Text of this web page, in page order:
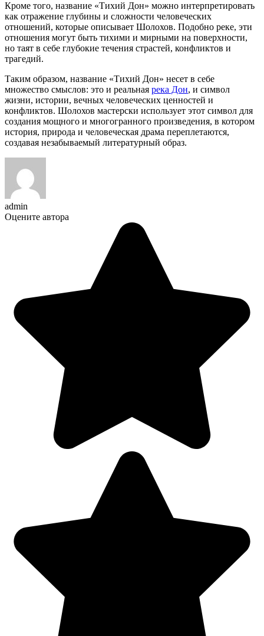
Кроме того, название «Тихий Дон» можно интерпретировать
как отражение глубины и сложности человеческих
отношений, которые описывает Шолохов. Подобно реке, эти
отношения могут быть тихими и мирными на поверхности,
но таят в себе глубокие течения страстей, конфликтов и
трагедий.
Таким образом, название «Тихий Дон» несет в себе
множество смыслов: это и реальная река Дон, и символ
жизни, истории, вечных человеческих ценностей и
конфликтов. Шолохов мастерски использует этот символ для
создания мощного и многогранного произведения, в котором
история, природа и человеческая драма переплетаются,
создавая незабываемый литературный образ.
admin
Оцените автора